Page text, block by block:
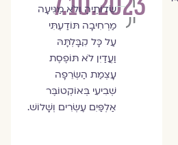
יעקב
שְׂדוֹתֶיהָ וְלֹא מַגִּיעָה
מַרְחִיבָה תּוֹדַעְתִּי
עַל כָּל קִבָּלְתָּהּ
וַעֲדַיִן לֹא תּוֹפֶסֶת
עָצְמַת הַשְּׂרֵפָה
שְׁבִיעִי בְּאוֹקְטוֹבֶּר
אַלְפַּיִם עֶשְׂרִים וְשָׁלוֹשׁ.